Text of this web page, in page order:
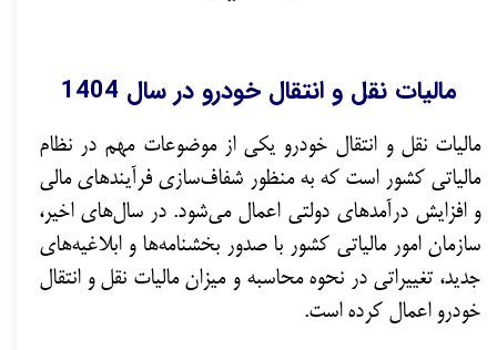
مالیات نقل و انتقال خودرو در سال 1404
مالیات نقل و انتقال خودرو یکی از موضوعات مهم در نظام
مالیاتی کشور است که به منظور شفاف‌سازی فرآیندهای مالی
و افزایش درآمدهای دولتی اعمال می‌شود. در سال‌های اخیر،
سازمان امور مالیاتی کشور با صدور بخشنامه‌ها و ابلاغیه‌های
جدید، تغییراتی در نحوه محاسبه و میزان مالیات نقل و انتقال
خودرو اعمال کرده است.